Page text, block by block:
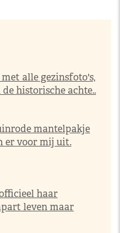
alle gezinsfoto's,
historische achte..
mantelpakje
er voor mij uit.
haar
leven maar